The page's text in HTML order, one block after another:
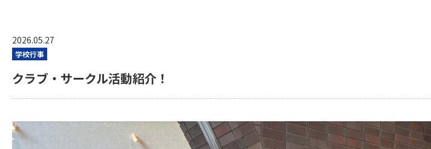
2026.05.27
学校行事
クラブ・サークル活動紹介！